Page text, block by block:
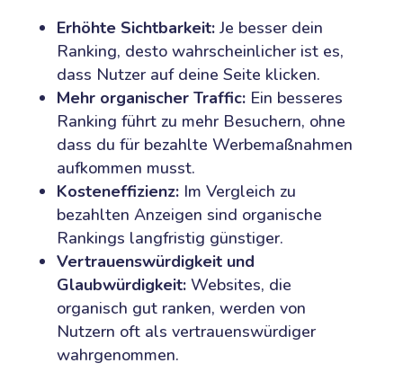
Erhöhte Sichtbarkeit:Je besser dein
Ranking, desto wahrscheinlicher ist es,
dass Nutzer auf deine Seite klicken.
Mehr organischer Traffic:Ein besseres
Ranking führt zu mehr Besuchern, ohne
dass du für bezahlte Werbemaßnahmen
aufkommen musst.
Kosteneffizienz:Im Vergleich zu
bezahlten Anzeigen sind organische
Rankings langfristig günstiger.
Vertrauenswürdigkeit und
Glaubwürdigkeit:Websites, die
organisch gut ranken, werden von
Nutzern oft als vertrauenswürdiger
wahrgenommen.